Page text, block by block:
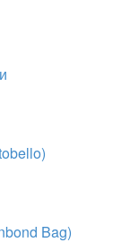
Bag)